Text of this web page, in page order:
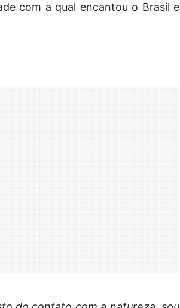
com a qual encantou o Brasil e